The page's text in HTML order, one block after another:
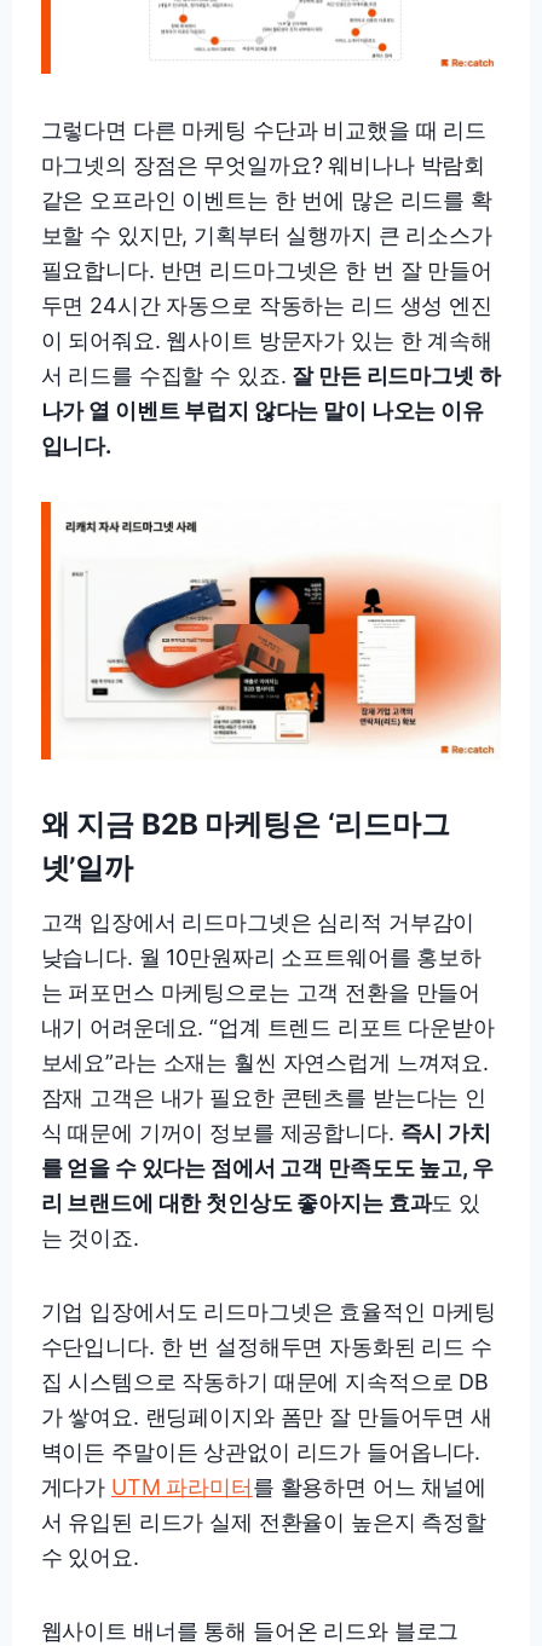
그렇다면 다른 마케팅 수단과 비교했을 때 리드
마그넷의 장점은 무엇일까요? 웨비나나 박람회
같은 오프라인 이벤트는 한 번에 많은 리드를 확
보할 수 있지만, 기획부터 실행까지 큰 리소스가
필요합니다. 반면 리드마그넷은 한 번 잘 만들어
두면 24시간 자동으로 작동하는 리드 생성 엔진
이 되어줘요. 웹사이트 방문자가 있는 한 계속해
서 리드를 수집할 수 있죠. 잘 만든 리드마그넷 하
나가 열 이벤트 부럽지 않다는 말이 나오는 이유
입니다.
왜 지금 B2B 마케팅은 ‘리드마그
넷’일까
고객 입장에서 리드마그넷은 심리적 거부감이
낮습니다. 월 10만원짜리 소프트웨어를 홍보하
는 퍼포먼스 마케팅으로는 고객 전환을 만들어
내기 어려운데요. “업계 트렌드 리포트 다운받아
보세요”라는 소재는 훨씬 자연스럽게 느껴져요.
잠재 고객은 내가 필요한 콘텐츠를 받는다는 인
식 때문에 기꺼이 정보를 제공합니다. 즉시 가치
를 얻을 수 있다는 점에서 고객 만족도도 높고, 우
리 브랜드에 대한 첫인상도 좋아지는 효과도 있
는 것이죠.
기업 입장에서도 리드마그넷은 효율적인 마케팅
수단입니다. 한 번 설정해두면 자동화된 리드 수
집 시스템으로 작동하기 때문에 지속적으로 DB
가 쌓여요. 랜딩페이지와 폼만 잘 만들어두면 새
벽이든 주말이든 상관없이 리드가 들어옵니다.
게다가 UTM 파라미터를 활용하면 어느 채널에
서 유입된 리드가 실제 전환율이 높은지 측정할
수 있어요.
웹사이트 배너를 통해 들어온 리드와 블로그